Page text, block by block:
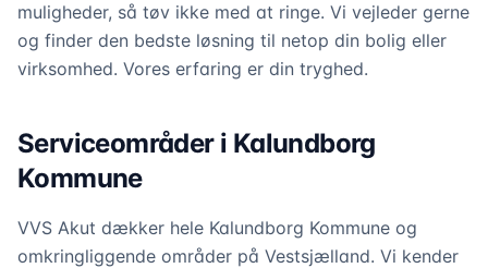
muligheder, så tøv ikke med at ringe. Vi vejleder gerne
og finder den bedste løsning til netop din bolig eller
virksomhed. Vores erfaring er din tryghed.
Serviceområder i Kalundborg
Kommune
VVS Akut dækker hele Kalundborg Kommune og
omkringliggende områder på Vestsjælland. Vi kender